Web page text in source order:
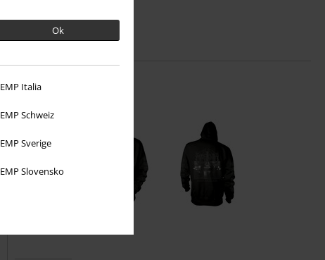
Ok
EMP Italia
EMP Schweiz
EMP Sverige
EMP Slovensko